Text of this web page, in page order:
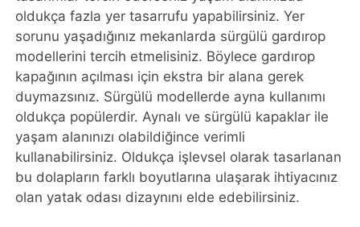
oldukça fazla yer tasarrufu yapabilirsiniz. Yer
sorunu yaşadığınız mekanlarda sürgülü gardırop
modellerini tercih etmelisiniz. Böylece gardırop
kapağının açılması için ekstra bir alana gerek
duymazsınız. Sürgülü modellerde ayna kullanımı
oldukça popülerdir. Aynalı ve sürgülü kapaklar ile
yaşam alanınızı olabildiğince verimli
kullanabilirsiniz. Oldukça işlevsel olarak tasarlanan
bu dolapların farklı boyutlarına ulaşarak ihtiyacınız
olan yatak odası dizaynını elde edebilirsiniz.